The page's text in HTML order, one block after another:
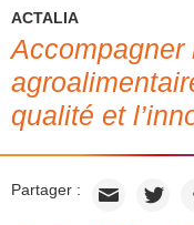
ACTALIA
Accompagner
qualité et
Partager :